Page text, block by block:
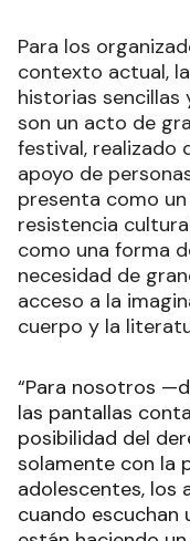
Para los
contexto actual,
historias sencillas
son un acto de
festival, realizado
apoyo de
presenta como
resistencia
como una forma
necesidad de
acceso a la
cuerpo y la
“Para nosotros
las pantallas
posibilidad del
solamente con la
adolescentes, los
cuando escuchan